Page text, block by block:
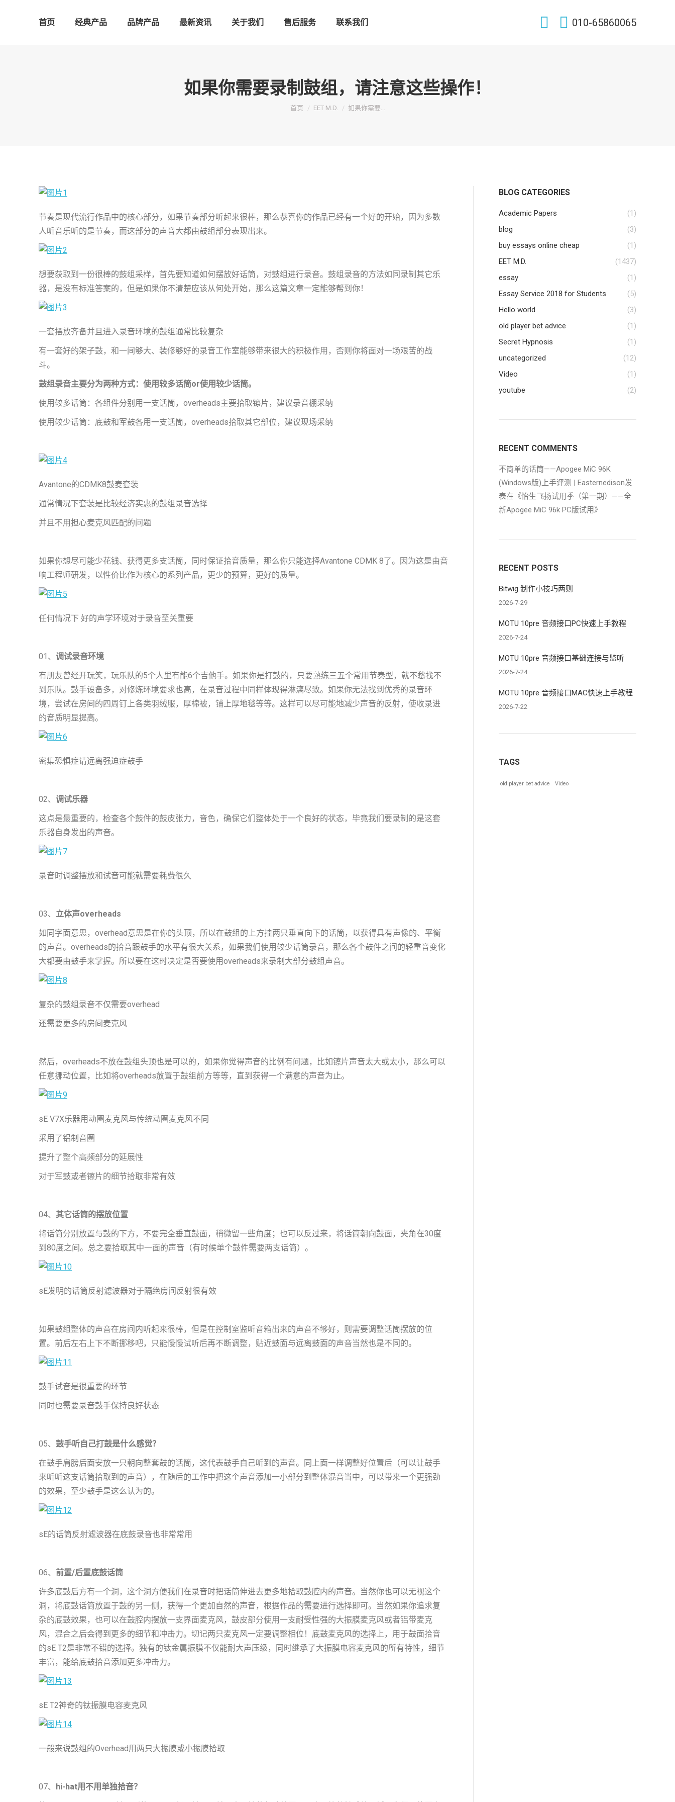
首页 经典产品 品牌产品 最新资讯 关于我们 售后服务 联系我们 010-65860065
如果你需要录制鼓组，请注意这些操作！
您在这里：
首页 EET M.D. 如果你需要…
节奏是现代流行作品中的核心部分，如果节奏部分听起来很棒，那么恭喜你的作品已经有一个好的开始，因为多数
人听音乐听的是节奏，而这部分的声音大都由鼓组部分表现出来。
想要获取到一份很棒的鼓组采样，首先要知道如何摆放好话筒，对鼓组进行录音。鼓组录音的方法如同录制其它乐
器，是没有标准答案的，但是如果你不清楚应该从何处开始，那么这篇文章一定能够帮到你！
一套摆放齐备并且进入录音环境的鼓组通常比较复杂
有一套好的架子鼓，和一间够大、装修够好的录音工作室能够带来很大的积极作用，否则你将面对一场艰苦的战
斗。
鼓组录音主要分为两种方式：使用较多话筒or使用较少话筒。
使用较多话筒：各组件分别用一支话筒，overheads主要拾取镲片，建议录音棚采纳
使用较少话筒：底鼓和军鼓各用一支话筒，overheads拾取其它部位，建议现场采纳
Avantone的CDMK8鼓麦套装
通常情况下套装是比较经济实惠的鼓组录音选择
并且不用担心麦克风匹配的问题
如果你想尽可能少花钱、获得更多支话筒，同时保证拾音质量，那么你只能选择Avantone CDMK 8了。因为这是由音
响工程师研发，以性价比作为核心的系列产品，更少的预算，更好的质量。
任何情况下 好的声学环境对于录音至关重要
01、 调试录音环境
有朋友曾经开玩笑，玩乐队的5个人里有能6个吉他手。如果你是打鼓的，只要熟练三五个常用节奏型，就不愁找不
到乐队。鼓手设备多，对修炼环境要求也高，在录音过程中同样体现得淋漓尽致。如果你无法找到优秀的录音环
境，尝试在房间的四周钉上各类羽绒服，厚棉被，铺上厚地毯等等。这样可以尽可能地减少声音的反射，使收录进
的音质明显提高。
密集恐惧症请远离强迫症鼓手
02、 调试乐器
这点是最重要的，检查各个鼓件的鼓皮张力，音色，确保它们整体处于一个良好的状态，毕竟我们要录制的是这套
乐器自身发出的声音。
录音时调整摆放和试音可能就需要耗费很久
03、 立体声overheads
如同字面意思，overhead意思是在你的头顶，所以在鼓组的上方挂两只垂直向下的话筒，以获得具有声像的、平衡
的声音。overheads的拾音跟鼓手的水平有很大关系，如果我们使用较少话筒录音，那么各个鼓件之间的轻重音变化
大都要由鼓手来掌握。所以要在这时决定是否要使用overheads来录制大部分鼓组声音。
复杂的鼓组录音不仅需要overhead
还需要更多的房间麦克风
然后，overheads不放在鼓组头顶也是可以的，如果你觉得声音的比例有问题，比如镲片声音太大或太小，那么可以
任意挪动位置，比如将overheads放置于鼓组前方等等，直到获得一个满意的声音为止。
sE V7X乐器用动圈麦克风与传统动圈麦克风不同
采用了铝制音圈
提升了整个高频部分的延展性
对于军鼓或者镲片的细节拾取非常有效
04、 其它话筒的摆放位置
将话筒分别放置与鼓的下方，不要完全垂直鼓面，稍微留一些角度；也可以反过来，将话筒朝向鼓面，夹角在30度
到80度之间。总之要拾取其中一面的声音（有时候单个鼓件需要两支话筒）。
sE发明的话筒反射滤波器对于隔绝房间反射很有效
如果鼓组整体的声音在房间内听起来很棒，但是在控制室监听音箱出来的声音不够好，则需要调整话筒摆放的位
置。前后左右上下不断挪移吧，只能慢慢试听后再不断调整，贴近鼓面与远离鼓面的声音当然也是不同的。
鼓手试音是很重要的环节
同时也需要录音鼓手保持良好状态
05、 鼓手听自己打鼓是什么感觉？
在鼓手肩膀后面安放一只朝向整套鼓的话筒，这代表鼓手自己听到的声音。同上面一样调整好位置后（可以让鼓手
来听听这支话筒拾取到的声音），在随后的工作中把这个声音添加一小部分到整体混音当中，可以带来一个更强劲
的效果，至少鼓手是这么认为的。
sE的话筒反射滤波器在底鼓录音也非常常用
06、 前置/后置底鼓话筒
许多底鼓后方有一个洞，这个洞方便我们在录音时把话筒伸进去更多地拾取鼓腔内的声音。当然你也可以无视这个
洞，将底鼓话筒放置于鼓的另一侧，获得一个更加自然的声音，根据作品的需要进行选择即可。当然如果你追求复
杂的底鼓效果，也可以在鼓腔内摆放一支界面麦克风，鼓皮部分使用一支耐受性强的大振膜麦克风或者铝带麦克
风，混合之后会得到更多的细节和冲击力。切记两只麦克风一定要调整相位！底鼓麦克风的选择上，用于鼓面拾音
的sE T2是非常不错的选择。独有的钛金属振膜不仅能耐大声压级，同时继承了大振膜电容麦克风的所有特性，细节
丰富，能给底鼓拾音添加更多冲击力。
sE T2神奇的钛振膜电容麦克风
一般来说鼓组的Overhead用两只大振膜或小振膜拾取
07、 hi-hat用不用单独拾音？
BLOG CATEGORIES
Academic Papers
(1)
blog
(3)
buy essays online cheap
(1)
EET M.D.
(1437)
essay
(1)
Essay Service 2018 for Students
(5)
Hello world
(3)
old player bet advice
(1)
Secret Hypnosis
(1)
uncategorized
(12)
Video
(1)
youtube
(2)
RECENT COMMENTS
不简单的话筒——Apogee MiC 96K
(Windows版)上手评测 | Easternedison发
表在《怡生飞扬试用季（第一期）——全
新Apogee MiC 96k PC版试用》
RECENT POSTS
Bitwig 制作小技巧两则
2026-7-29
MOTU 10pre 音频接口PC快速上手教程
2026-7-24
MOTU 10pre 音频接口基础连接与监听
2026-7-24
MOTU 10pre 音频接口MAC快速上手教程
2026-7-22
TAGS
old player bet advice Video